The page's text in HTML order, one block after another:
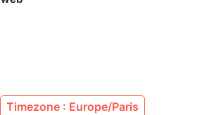
Timezone : Europe/Paris